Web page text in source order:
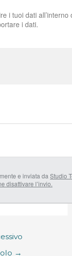
i tuoi dati all’interno
i dati.
e inviata daStudio
disattivare l’invio.
→